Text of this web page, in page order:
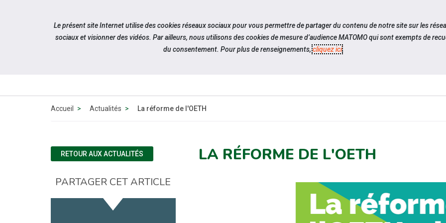
Aller au contenu
Accueil Actualités La réforme de l'OETH
LA RÉFORME DE L'OETH
RETOUR AUX ACTUALITÉS
PARTAGER CET ARTICLE
Le présent site Internet utilise des cookies réseaux sociaux pour vous permettre de partager du contenu de notre site sur les
sociaux et visionner des vidéos. Par ailleurs, nous utilisons des cookies de mesure d’audience MATOMO qui sont exempts de
du consentement. Pour plus de renseignements,cliquez ici.